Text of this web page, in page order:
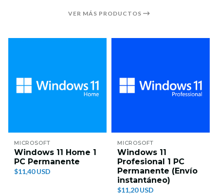
VER MÁS PRODUCTOS
MICROSOFT
Windows 11 Home 1
PC Permanente
$11,40 USD
MICROSOFT
Windows 11
Profesional 1 PC
Permanente (Envío
instantáneo)
$11,20 USD